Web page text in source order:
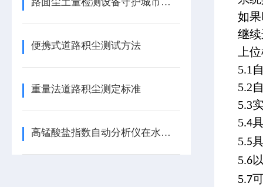
便携式道路积尘测试方法
重量法道路积尘测定标准
高锰酸盐指数自动分析仪在水资源管理中的关键作用
如
继
上
5.1
5.2
5.3
5.4
5.5
5.6
5.7